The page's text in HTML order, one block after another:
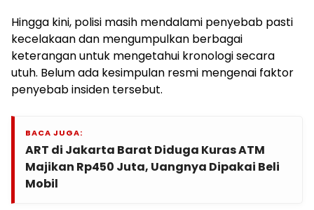
Hingga kini, polisi masih mendalami penyebab pasti
kecelakaan dan mengumpulkan berbagai
keterangan untuk mengetahui kronologi secara
utuh. Belum ada kesimpulan resmi mengenai faktor
penyebab insiden tersebut.
BACA JUGA:
ART di Jakarta Barat Diduga Kuras ATM
Majikan Rp450 Juta, Uangnya Dipakai Beli
Mobil